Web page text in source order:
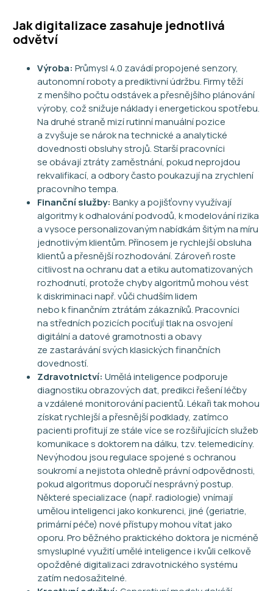
Jak digitalizace zasahuje jednotlivá
odvětví
Výroba: Průmysl 4.0 zavádí propojené senzory,
autonomní roboty a prediktivní údržbu. Firmy těží
z menšího počtu odstávek a přesnějšího plánování
výroby, což snižuje náklady i energetickou spotřebu.
Na druhé straně mizí rutinní manuální pozice
a zvyšuje se nárok na technické a analytické
dovednosti obsluhy strojů. Starší pracovníci
se obávají ztráty zaměstnání, pokud neprojdou
rekvalifikací, a odbory často poukazují na zrychlení
pracovního tempa.
Finanční služby: Banky a pojišťovny využívají
algoritmy k odhalování podvodů, k modelování rizika
a vysoce personalizovaným nabídkám šitým na míru
jednotlivým klientům. Přínosem je rychlejší obsluha
klientů a přesnější rozhodování. Zároveň roste
citlivost na ochranu dat a etiku automatizovaných
rozhodnutí, protože chyby algoritmů mohou vést
k diskriminaci např. vůči chudším lidem
nebo k finančním ztrátám zákazníků. Pracovníci
na středních pozicích pociťují tlak na osvojení
digitální a datové gramotnosti a obavy
ze zastarávání svých klasických finančních
dovedností.
Zdravotnictví: Umělá inteligence podporuje
diagnostiku obrazových dat, predikci řešení léčby
a vzdálené monitorování pacientů. Lékaři tak mohou
získat rychlejší a přesnější podklady, zatímco
pacienti profitují ze stále více se rozšiřujících služeb
komunikace s doktorem na dálku, tzv. telemedicíny.
Nevýhodou jsou regulace spojené s ochranou
soukromí a nejistota ohledně právní odpovědnosti,
pokud algoritmus doporučí nesprávný postup.
Některé specializace (např. radiologie) vnímají
umělou inteligenci jako konkurenci, jiné (geriatrie,
primární péče) nové přístupy mohou vítat jako
oporu. Pro běžného praktického doktora je nicméně
smysluplné využití umělé inteligence i kvůli celkově
opožděné digitalizaci zdravotnického systému
zatím nedosažitelné.